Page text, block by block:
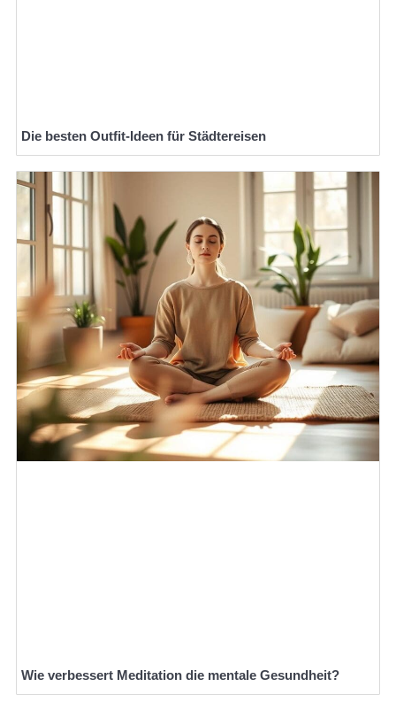
Die besten Outfit-Ideen für Städtereisen
Wie verbessert Meditation die mentale Gesundheit?